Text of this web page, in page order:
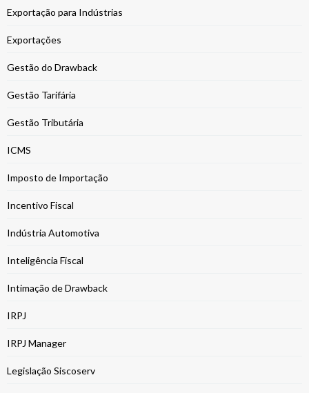
Exportação para Indústrias
Exportações
Gestão do Drawback
Gestão Tarifária
Gestão Tributária
ICMS
Imposto de Importação
Incentivo Fiscal
Indústria Automotiva
Inteligência Fiscal
Intimação de Drawback
IRPJ
IRPJ Manager
Legislação Siscoserv